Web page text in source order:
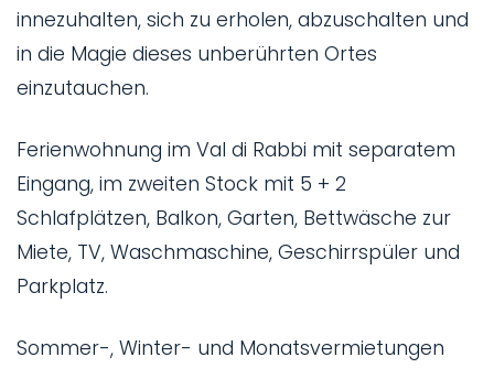
innezuhalten, sich zu erholen, abzuschalten und
in die Magie dieses unberührten Ortes
einzutauchen.
Ferienwohnung im Val di Rabbi mit separatem
Eingang, im zweiten Stock mit 5 + 2
Schlafplätzen, Balkon, Garten, Bettwäsche zur
Miete, TV, Waschmaschine, Geschirrspüler und
Parkplatz.
Sommer-, Winter- und Monatsvermietungen